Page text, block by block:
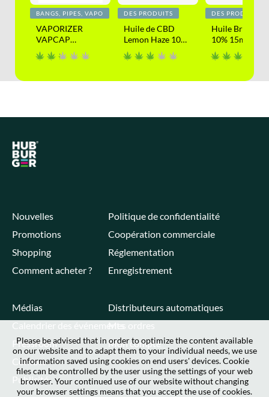
BANGS, PIPES, VAPO
VAPORIZER
VAPCAP
DYNAVAP
DES PRODUITS
Huile de CBD
Lemon Haze 10%
15ml
DES PRODUITS
Huile Brute
10% 15ml
Nouvelles
Promotions
Shopping
Comment acheter ?
Politique de confidentialité
Coopération commerciale
Réglementation
Enregistrement
Médias
Calendrier des événements
Pressroom
Contact
Publicité
Distributeurs automatiques
Mes ordres
Mon compte
Please be advised that in order to optimize the content available
on our website and to adapt them to your individual needs, we use
information saved using cookies on end users' devices. Cookie
files can be controlled by the user using the settings of your web
browser. Your continued use of our website without changing
your browser settings means that you accept the use of cookies.